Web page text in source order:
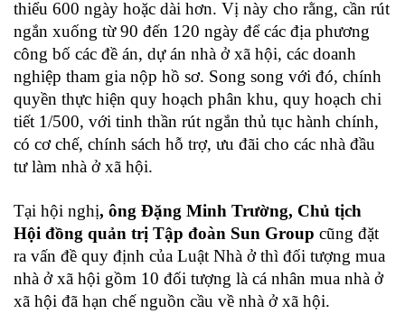
thiểu 600 ngày hoặc dài hơn. Vị này cho rằng, cần rút
ngắn xuống từ 90 đến 120 ngày để các địa phương
công bố các đề án, dự án nhà ở xã hội, các doanh
nghiệp tham gia nộp hồ sơ. Song song với đó, chính
quyền thực hiện quy hoạch phân khu, quy hoạch chi
tiết 1/500, với tinh thần rút ngắn thủ tục hành chính,
có cơ chế, chính sách hỗ trợ, ưu đãi cho các nhà đầu
tư làm nhà ở xã hội.
Tại hội nghị, ông Đặng Minh Trường, Chủ tịch
Hội đồng quản trị Tập đoàn Sun Group cũng đặt
ra vấn đề quy định của Luật Nhà ở thì đối tượng mua
nhà ở xã hội gồm 10 đối tượng là cá nhân mua nhà ở
xã hội đã hạn chế nguồn cầu về nhà ở xã hội.